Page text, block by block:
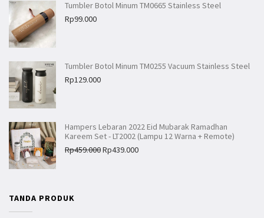
Tumbler Botol Minum TM0665 Stainless Steel
Rp99.000
Tumbler Botol Minum TM0255 Vacuum Stainless Steel
Rp129.000
Hampers Lebaran 2022 Eid Mubarak Ramadhan
Kareem Set - LT2002 (Lampu 12 Warna + Remote)
Rp459.000Rp439.000
TANDA PRODUK